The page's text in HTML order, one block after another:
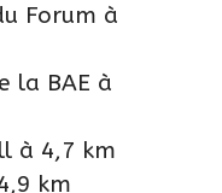
Forum à
la BAE à
à 4,7 km
km